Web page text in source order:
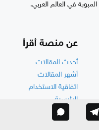
في العالم العربي.
عن منصة أقرأ
أحدث المقالات
أشهر المقالات
اتفاقية الاستخدام
الرئيسية
الكتاب